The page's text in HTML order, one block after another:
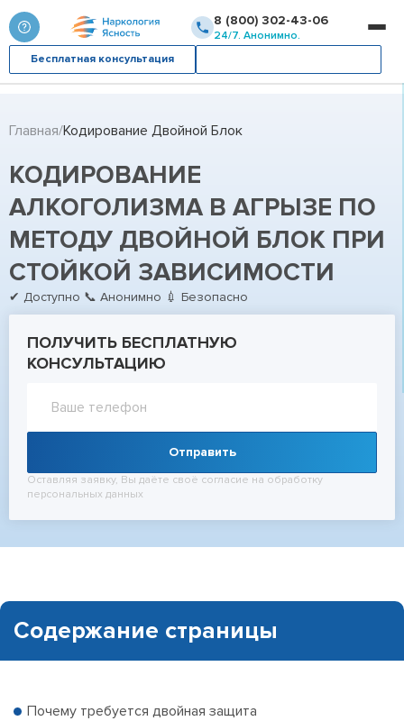
8 (800) 302-43-06
24/7. Анонимно.
Бесплатная консультация
Главная Кодирование Двойной Блок
КОДИРОВАНИЕ
АЛКОГОЛИЗМА В АГРЫЗЕ ПО
МЕТОДУ ДВОЙНОЙ БЛОК ПРИ
СТОЙКОЙ ЗАВИСИМОСТИ
✔ Доступно 📞 Анонимно 💉 Безопасно
ПОЛУЧИТЬ БЕСПЛАТНУЮ
КОНСУЛЬТАЦИЮ
Отправить
Оставляя заявку, Вы даёте своё согласие на обработку
персональных данных
Содержание страницы
Почему требуется двойная защита